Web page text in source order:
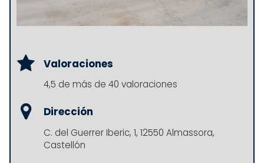
Valoraciones
4,5 de más de 40 valoraciones
Dirección
C. del Guerrer Iberic, 1, 12550 Almassora,
Castellón